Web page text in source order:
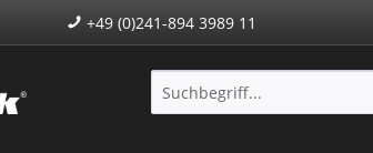
+49 (0)241-894 3989 11